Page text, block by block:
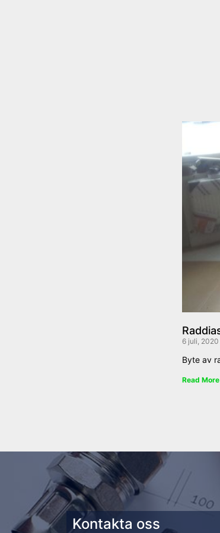
6 juli, 2020
Byte av
Read
Kontakta oss